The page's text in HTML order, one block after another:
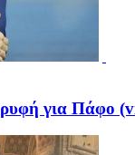
για Πάφο